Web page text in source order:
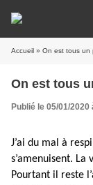
Accueil » On est tous un
On est tous
Publié le 05/01/2020
J’ai du mal à
s’amenuisent. La
Pourtant il reste